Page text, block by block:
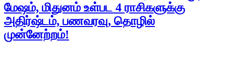
மேஷம், மிதுனம் உள்பட 4 ராசிகளுக்கு
அதிர்ஷ்டம், பணவரவு, தொழில்
முன்னேற்றம்!